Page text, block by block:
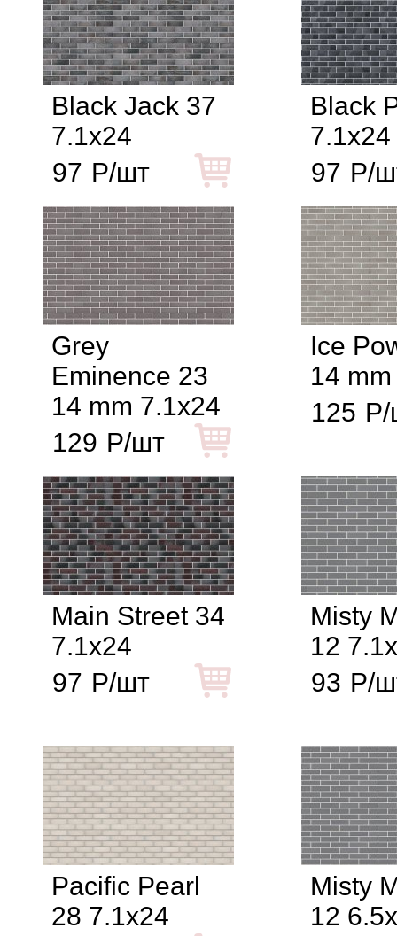
Black Jack 37
7.1x24
97 Р/шт
Black
7.1x24
97 Р/
Grey
Eminence 23
14 mm 7.1x24
129 Р/шт
Ice
14
125 Р/
Main Street 34
7.1x24
97 Р/шт
Misty
12
93 Р/
Pacific Pearl
28 7.1x24
Misty
12